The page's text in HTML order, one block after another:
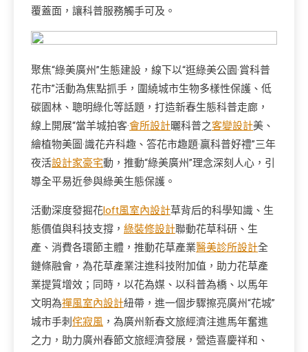
覆蓋面，讓科普服務觸手可及。
聚焦“綠美廣州”生態建設，線下以“逛綠美公園·賞科普
花市”活動為焦點抓手，圍繞城市生物多樣性保護、低
碳園林、聰明綠化等話題，打造新春生態科普走廊，
線上開展“當羊城拍客·會所設計曬科普之客變設計美、
繪植物美圖·識花卉科趣、答花市趣題·贏科普好禮”三年
夜活設計家豪宅動，推動“綠美廣州”理念深刻人心，引
導全平易近參與綠美生態保護。
活動深度發掘花loft風室內設計草背后的科學知識、生
態價值與科技支撐， 綠裝修設計聯動花草科研、生
產、消費各環節主體，推動花草產業醫美診所設計全
鏈條融會，為花草產業注進科技附加值，助力花草產
業提質增效；同時，以花為媒、以科普為橋、以馬年
文明為禪風室內設計紐帶，進一個步驟擦亮廣州“花城”
城市手刺 侘寂風 ，為廣州新春文旅經濟注進馬年奮進
之力，助力廣州春節文旅經濟發展，營造喜慶祥和、